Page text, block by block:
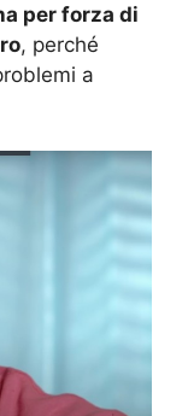
per forza di
, perché
a